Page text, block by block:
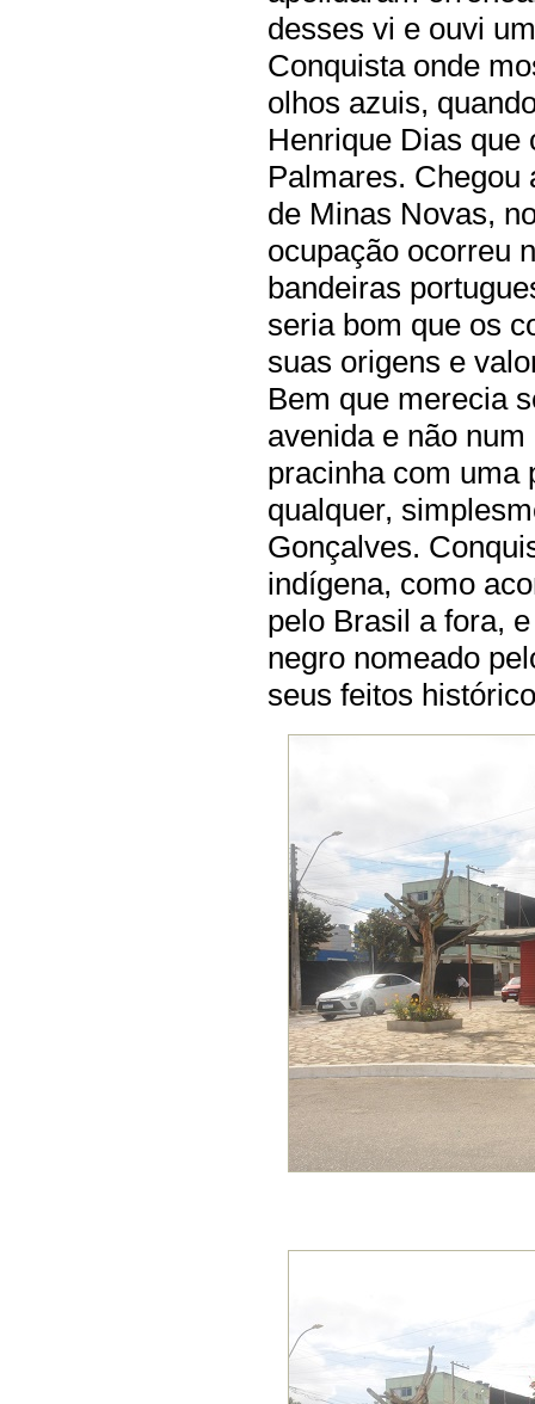
desses vi e ouvi
Conquista onde
olhos azuis,
Henrique Dias que
Palmares. Chegou
de Minas Novas,
ocupação ocorreu
bandeiras
seria bom que os
suas origens e
Bem que merecia
avenida e não
pracinha com uma
qualquer,
Gonçalves.
indígena, como
pelo Brasil a fora,
negro nomeado
seus feitos